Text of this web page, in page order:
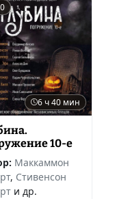
6 ч 40 мин
10-е
Маккаммон
, Стивенсон
и др.